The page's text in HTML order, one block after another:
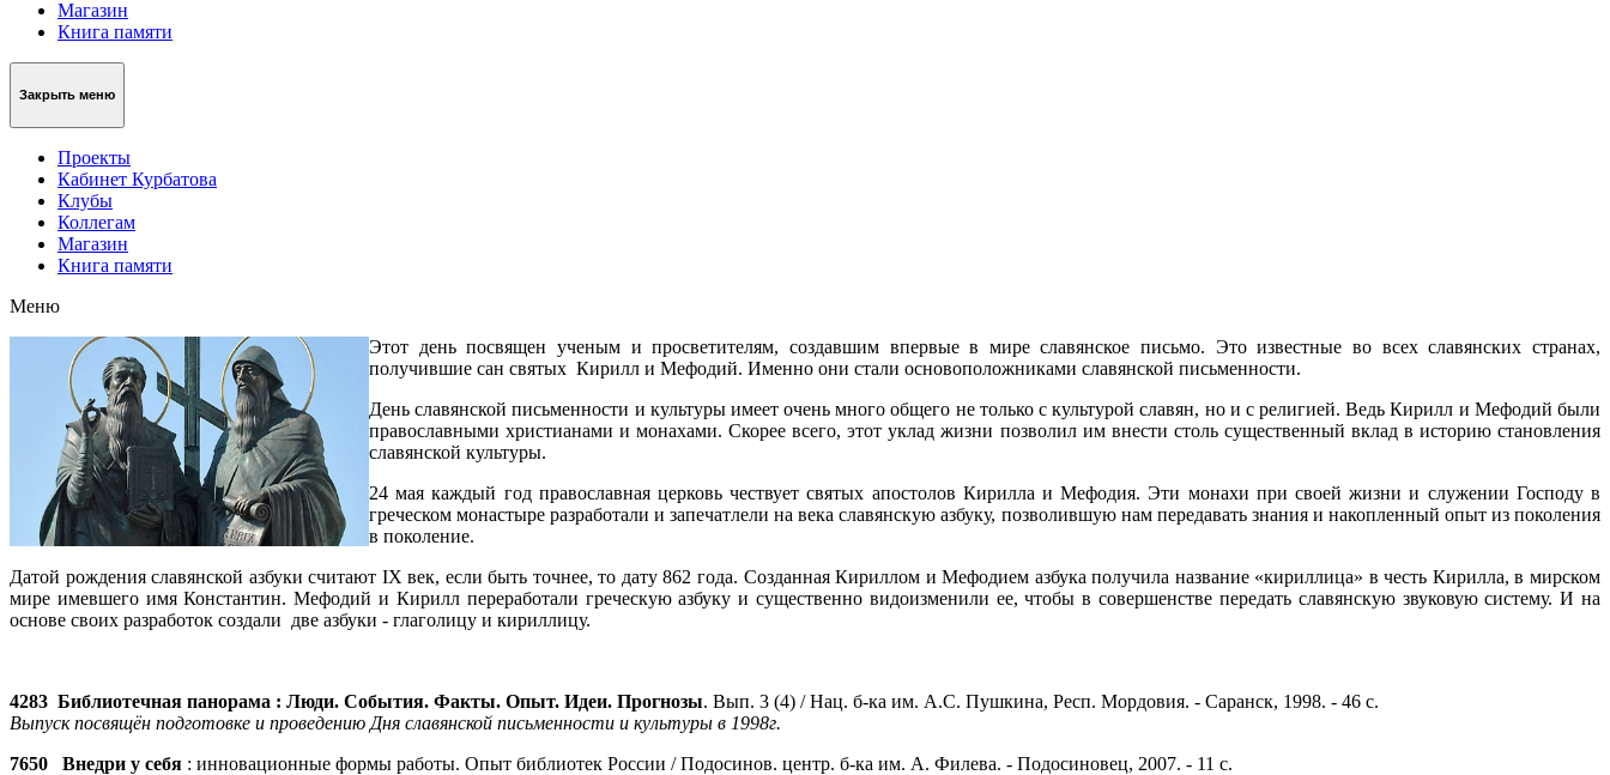
Магазин
Книга памяти
Закрыть меню
Проекты
Кабинет Курбатова
Клубы
Коллегам
Магазин
Книга памяти
Меню
Этот день посвящен ученым и просветителям, создавшим впервые в мире славянское письмо. Это известные во всех славянских странах,
получившие сан святых Кирилл и Мефодий. Именно они стали основоположниками славянской письменности.
День славянской письменности и культуры имеет очень много общего не только с культурой славян, но и с религией. Ведь Кирилл и Мефодий были
православными христианами и монахами. Скорее всего, этот уклад жизни позволил им внести столь существенный вклад в историю становления
славянской культуры.
24 мая каждый год православная церковь чествует святых апостолов Кирилла и Мефодия. Эти монахи при своей жизни и служении Господу в
греческом монастыре разработали и запечатлели на века славянскую азбуку, позволившую нам передавать знания и накопленный опыт из поколения
в поколение.
Датой рождения славянской азбуки считают IX век, если быть точнее, то дату 862 года. Созданная Кириллом и Мефодием азбука получила название «кириллица» в честь Кирилла, в мирском
мире имевшего имя Константин. Мефодий и Кирилл переработали греческую азбуку и существенно видоизменили ее, чтобы в совершенстве передать славянскую звуковую систему. И на
основе своих разработок создали две азбуки - глаголицу и кириллицу.
4283 Библиотечная панорама : Люди. События. Факты. Опыт. Идеи. Прогнозы. Вып. 3 (4) / Нац. б-ка им. А.С. Пушкина, Респ. Мордовия. - Саранск, 1998. - 46 с.
Выпуск посвящён подготовке и проведению Дня славянской письменности и культуры в 1998г.
7650
Внедри у себя : инновационные формы работы. Опыт библиотек России / Подосинов. центр. б-ка им. А. Филева. - Подосиновец, 2007. - 11 с.